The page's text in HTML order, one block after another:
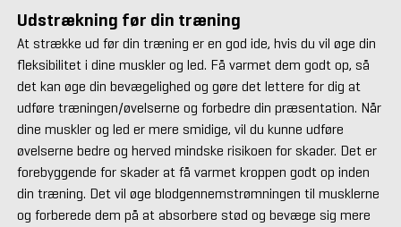
Udstrækning før din træning
At strække ud før din træning er en god ide, hvis du vil øge din
fleksibilitet i dine muskler og led. Få varmet dem godt op, så
det kan øge din bevægelighed og gøre det lettere for dig at
udføre træningen/øvelserne og forbedre din præsentation. Når
dine muskler og led er mere smidige, vil du kunne udføre
øvelserne bedre og herved mindske risikoen for skader. Det er
forebyggende for skader at få varmet kroppen godt op inden
din træning. Det vil øge blodgennemstrømningen til musklerne
og forberede dem på at absorbere stød og bevæge sig mere